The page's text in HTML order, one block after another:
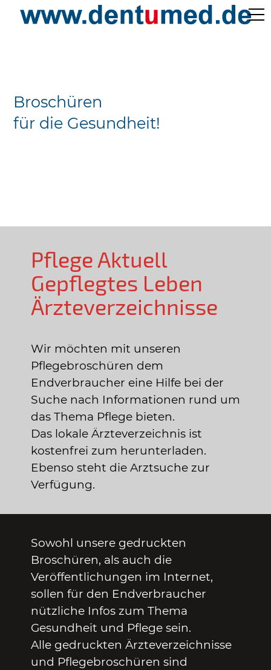
Ärzteverzeichnisse
Broschüren
für die Gesundheit!
Pflege Aktuell
Gepflegtes Leben
Ärzteverzeichnisse
Wir möchten mit unseren
Pflegebroschüren dem
Endverbraucher eine Hilfe bei der
Suche nach Informationen rund um
das Thema Pflege bieten.
Das lokale Ärzteverzeichnis ist
kostenfrei zum herunterladen.
Ebenso steht die Arztsuche zur
Verfügung.
Sowohl unsere gedruckten
Broschüren, als auch die
Veröffentlichungen im Internet,
sollen für den Endverbraucher
nützliche Infos zum Thema
Gesundheit und Pflege sein.
Alle gedruckten Ärzteverzeichnisse
und Pflegebroschüren sind